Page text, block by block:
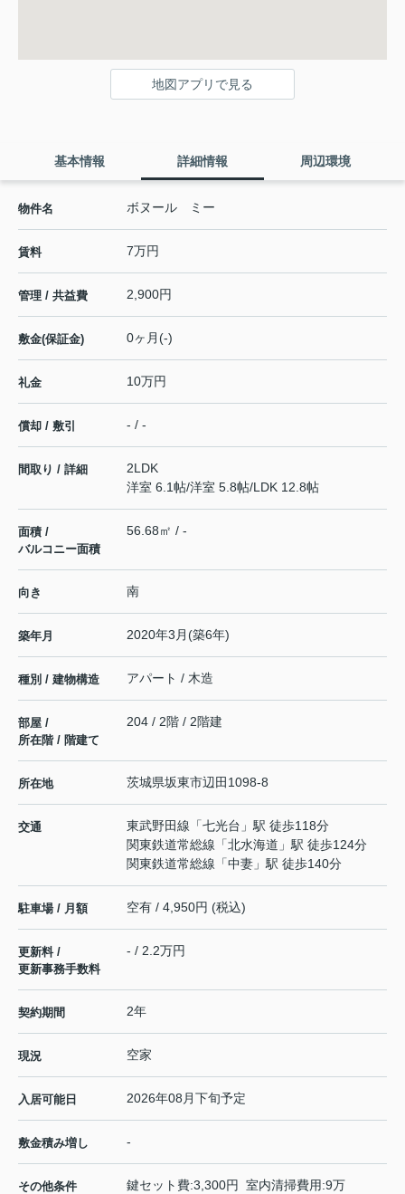
地図アプリで見る
基本情報 詳細情報 周辺環境
物件名 ボヌール ミー
賃料 7万円
管理 / 共益費 2,900円
敷金(保証金) 0ヶ月(-)
礼金 10万円
償却 / 敷引 - / -
間取り / 詳細
2LDK
洋室 6.1帖/洋室 5.8帖/LDK 12.8帖
面積 /
バルコニー面積
56.68㎡ / -
向き 南
築年月 2020年3月(築6年)
種別 / 建物構造 アパート / 木造
部屋 /
所在階 / 階建て
204 / 2階 / 2階建
所在地 茨城県坂東市辺田 1098-8
交通 東武野田線 「七光台 」駅 徒歩118分
関東鉄道常総線 「北水海道 」駅 徒歩124分
関東鉄道常総線 「中妻 」駅 徒歩140分
駐車場 / 月額 空有 / 4,950円 (税込)
更新料 /
更新事務手数料
- / 2.2万円
契約期間 2年
現況 空家
入居可能日 2026年08月下旬予定
敷金積み増し -
その他条件
鍵セット費:3,300円 室内清掃費用:9万